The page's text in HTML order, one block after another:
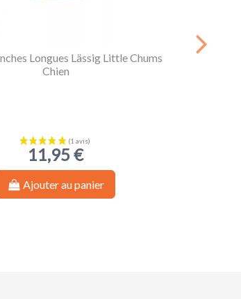
Longues Lässig Little Chums
Chien
11,95 €
Ajouter au panier